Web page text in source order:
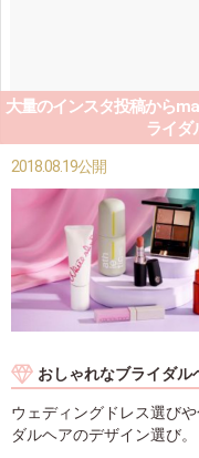
大量のインスタ投稿から
ライダ
2018.08.19公開
おしゃれなブライダ
ウェディングドレス選び
ダルヘアのデザイン選び。